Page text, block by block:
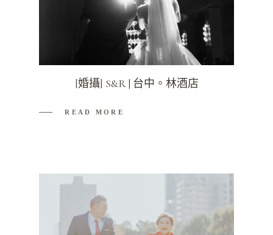
[婚攝] S&R | 台中。林酒店
READ MORE